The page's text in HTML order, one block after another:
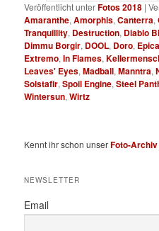
Veröffentlicht unterFotos 2018 |
Amaranthe,Amorphis,Canterra,
Tranquillity, Destruction, Diablo
Dimmu Borgir, DOOL, Doro, Epica
Extremo,In Flames,
Leaves' Eyes,Madball,Manntra,
Solstafir,Spoil Engine,Steel
Wintersun,Wirtz
Kennt ihr schon unserFoto-Archiv
NEWSLETTER
Email